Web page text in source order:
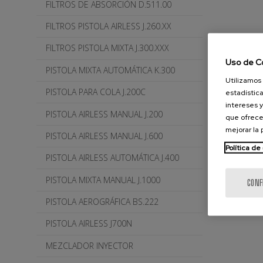
FILTROS DE ABSORCIÓN D.511.00
FILTROS PISTOLA AIRLESS J.260.XX
FILTROS PISTOLA MIXTA J.300.XXX
PISTOLA MIXTA AUTOMÁTICA K.300
PISTOLA PARA COLA J.200C
PISTOLA AIRLESS MANUAL J.200
PISTOLA AIRLESS MANUAL J.600
PISTOLA AIRLESS AUTOMÁTICA J.400
PISTOLA MIXTA MANUAL J.1000
PISTOLA AEROGRÁFICA BS.222
PISTOLA AIRLESS J700N
MEZCLADOR INYECTOR
Uso de
Utilizamos
intereses
que
mejorar la
Política de